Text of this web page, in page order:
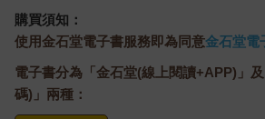
購買須知：
使用金石堂電子書服務即為同意金石堂電
電子書分為「金石堂(線上閱讀+APP)」
碼)」兩種：